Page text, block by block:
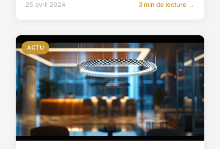
25 avril 2024 3 min de lecture →
ACTU